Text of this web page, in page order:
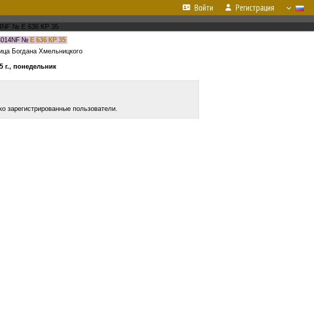
Войти Регистрация
№ Е 636 КР 35
Богдана Хмельницкого
г., понедельник
зарегистрированные пользователи.